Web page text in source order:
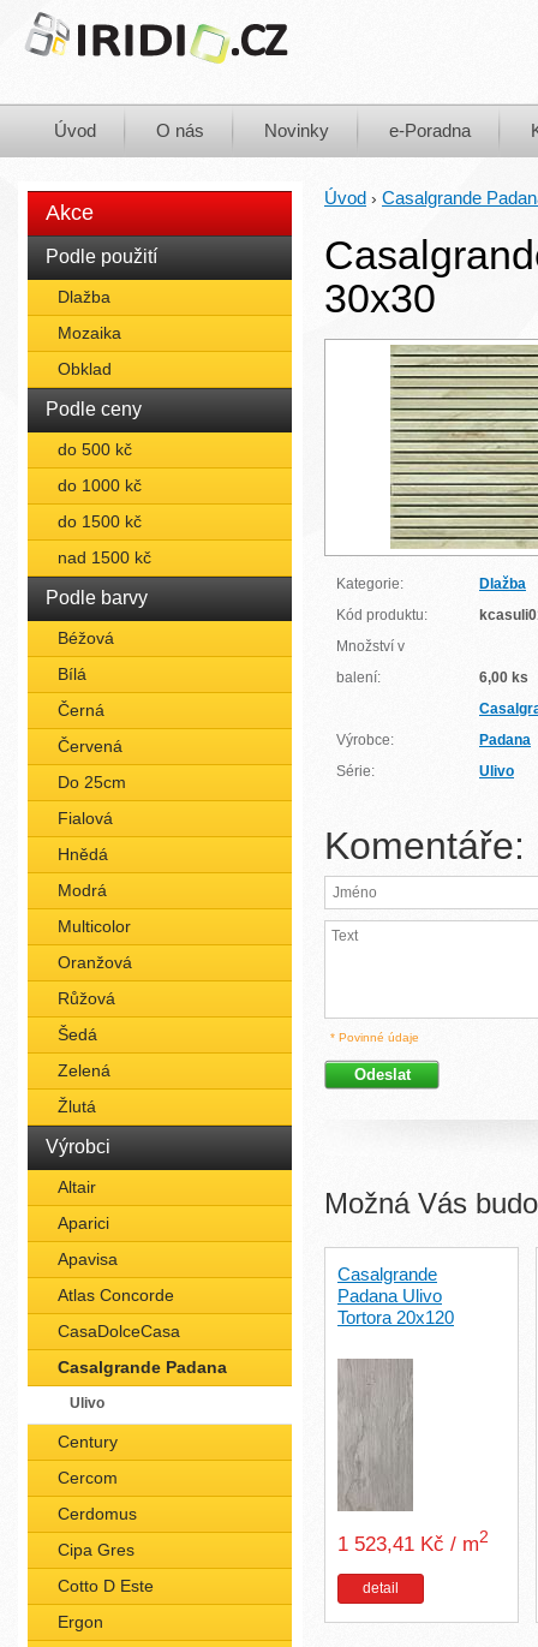
Úvod O nás Novinky e-Poradna
Akce
Podle použití
Dlažba
Mozaika
Obklad
Podle ceny
do 500 kč
do 1000 kč
do 1500 kč
nad 1500 kč
Podle barvy
Béžová
Bílá
Černá
Červená
Do 25cm
Fialová
Hnědá
Modrá
Multicolor
Oranžová
Růžová
Šedá
Zelená
Žlutá
Výrobci
Altair
Aparici
Apavisa
Atlas Concorde
CasaDolceCasa
Casalgrande Padana
Ulivo
Century
Cercom
Cerdomus
Cipa Gres
Cotto D Este
Ergon
Úvod › Casalgrande
30x30
Kategorie:
Dlažba
Kód produktu:
Množství v
balení:
6,00 ks
Výrobce:
Padana
Série:
Ulivo
Komentáře:
* Povinné údaje
Možná Vás
Casalgrande
Padana Ulivo
Tortora 20x120
1 523,41 Kč / m2
detail